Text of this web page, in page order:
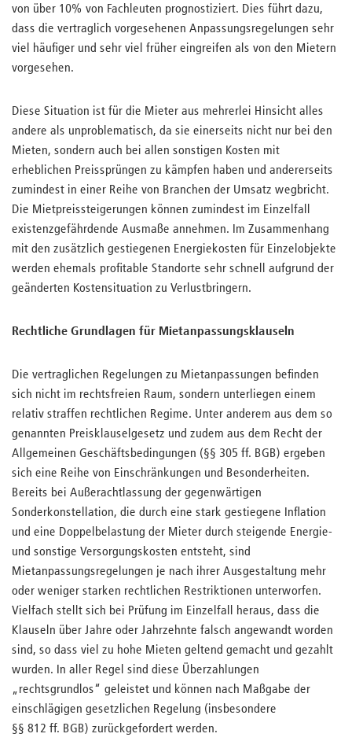
von über 10% von Fachleuten prognostiziert. Dies führt dazu,
dass die vertraglich vorgesehenen Anpassungsregelungen sehr
viel häufiger und sehr viel früher eingreifen als von den Mietern
vorgesehen.
Diese Situation ist für die Mieter aus mehrerlei Hinsicht alles
andere als unproblematisch, da sie einerseits nicht nur bei den
Mieten, sondern auch bei allen sonstigen Kosten mit
erheblichen Preissprüngen zu kämpfen haben und andererseits
zumindest in einer Reihe von Branchen der Umsatz wegbricht.
Die Mietpreissteigerungen können zumindest im Einzelfall
existenzgefährdende Ausmaße annehmen. Im Zusammenhang
mit den zusätzlich gestiegenen Energiekosten für Einzelobjekte
werden ehemals profitable Standorte sehr schnell aufgrund der
geänderten Kostensituation zu Verlustbringern.
Rechtliche Grundlagen für Mietanpassungsklauseln
Die vertraglichen Regelungen zu Mietanpassungen befinden
sich nicht im rechtsfreien Raum, sondern unterliegen einem
relativ straffen rechtlichen Regime. Unter anderem aus dem so
genannten Preisklauselgesetz und zudem aus dem Recht der
Allgemeinen Geschäftsbedingungen (§§ 305 ff. BGB) ergeben
sich eine Reihe von Einschränkungen und Besonderheiten.
Bereits bei Außerachtlassung der gegenwärtigen
Sonderkonstellation, die durch eine stark gestiegene Inflation
und eine Doppelbelastung der Mieter durch steigende Energie-
und sonstige Versorgungskosten entsteht, sind
Mietanpassungsregelungen je nach ihrer Ausgestaltung mehr
oder weniger starken rechtlichen Restriktionen unterworfen.
Vielfach stellt sich bei Prüfung im Einzelfall heraus, dass die
Klauseln über Jahre oder Jahrzehnte falsch angewandt worden
sind, so dass viel zu hohe Mieten geltend gemacht und gezahlt
wurden. In aller Regel sind diese Überzahlungen
„rechtsgrundlos“ geleistet und können nach Maßgabe der
einschlägigen gesetzlichen Regelung (insbesondere
§§ 812 ff. BGB) zurückgefordert werden.